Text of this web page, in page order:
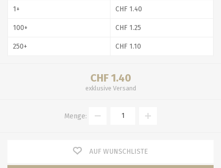
1+
100+
250+
CHF 1.40
CHF 1.25
CHF 1.10
CHF 1.40
exklusive Versand
Menge:
AUF WUNSCHLISTE